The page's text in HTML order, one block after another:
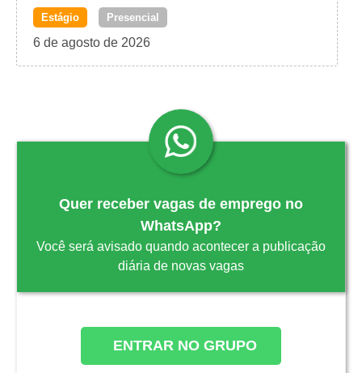
Estágio Presencial
6 de agosto de 2026
Quer receber vagas de emprego no
WhatsApp?
Você será avisado quando acontecer a publicação
diária de novas vagas
ENTRAR NO GRUPO